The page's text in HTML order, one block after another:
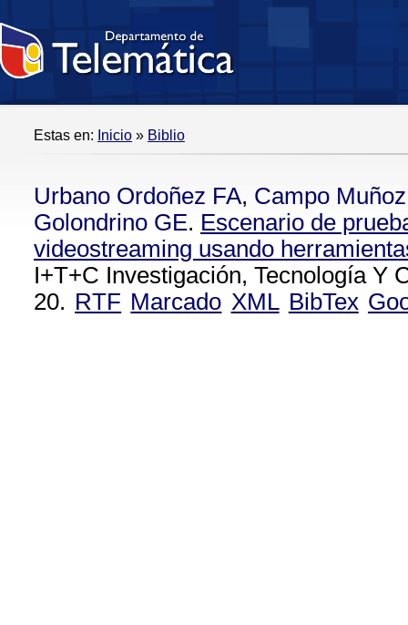
Estas en: Inicio » Biblio
Urbano Ordoñez FA, Campo
Golondrino GE. Escenario de
videostreaming usando
I+T+C Investigación, Tecnología Y
20. RTF Marcado XML BibTex